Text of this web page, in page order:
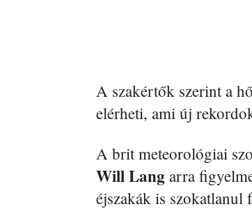
A szakértők szerint a
elérheti, ami új
A brit meteorológiai
Will Lang arra
éjszakák is szokatlanul